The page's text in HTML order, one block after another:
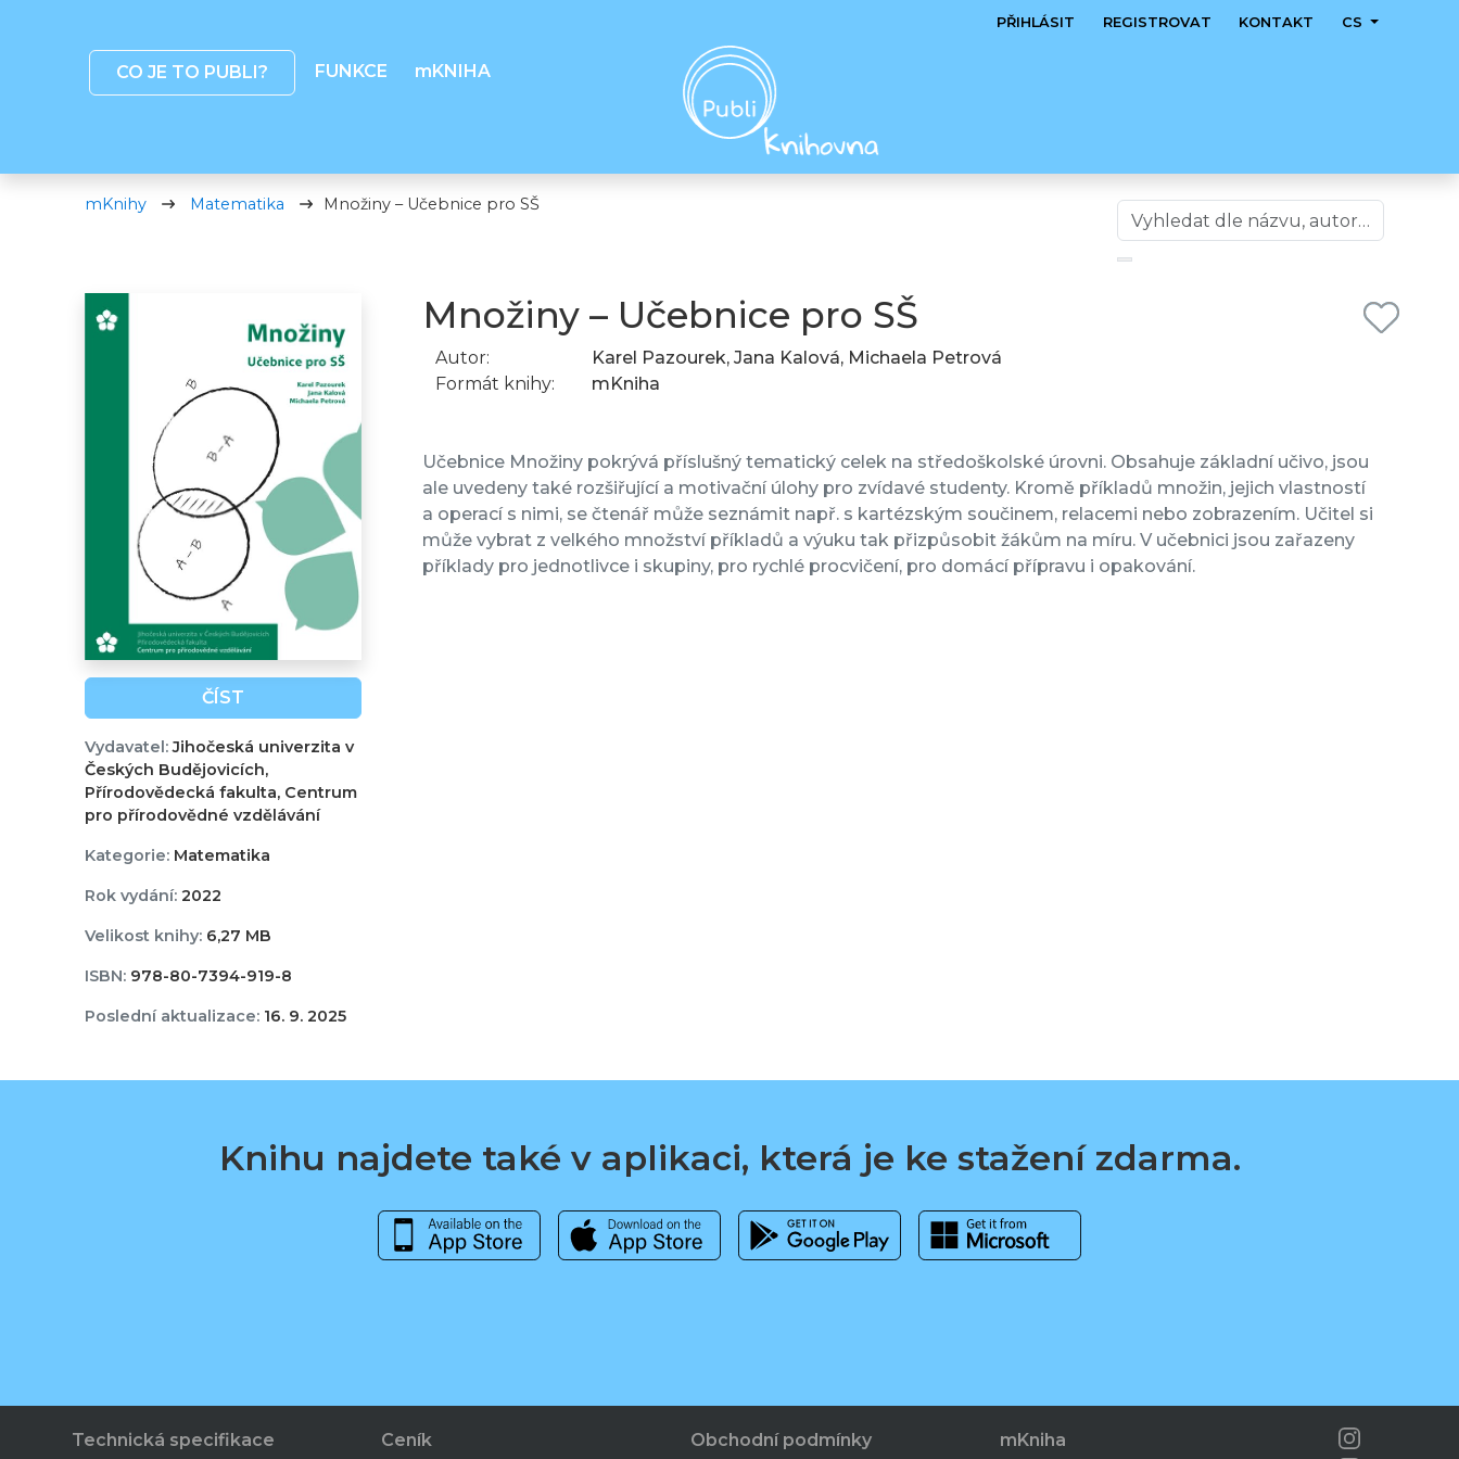
CO JE TO PUBLI? FUNKCE mKNIHA
PŘIHLÁSIT REGISTROVAT KONTAKT CS
mKnihy Matematika Množiny – Učebnice pro SŠ
ČÍST
Vydavatel:Jihočeská univerzita v
Českých Budějovicích,
Přírodovědecká fakulta, Centrum
pro přírodovědné vzdělávání
Kategorie:Matematika
Rok vydání:2022
Velikost knihy:6,27 MB
ISBN:978-80-7394-919-8
Poslední aktualizace:16. 9. 2025
Množiny – Učebnice pro SŠ
Autor:
Karel Pazourek, Jana Kalová, Michaela Petrová
Formát knihy:
mKniha
Učebnice Množiny pokrývá příslušný tematický celek na středoškolské úrovni. Obsahuje základní učivo, jsou
ale uvedeny také rozšiřující a motivační úlohy pro zvídavé studenty. Kromě příkladů množin, jejich vlastností
a operací s nimi, se čtenář může seznámit např. s kartézským součinem, relacemi nebo zobrazením. Učitel si
může vybrat z velkého množství příkladů a výuku tak přizpůsobit žákům na míru. V učebnici jsou zařazeny
příklady pro jednotlivce i skupiny, pro rychlé procvičení, pro domácí přípravu i opakování.
Knihu najdete také v aplikaci, která je ke stažení zdarma.
Technická specifikace Ceník Obchodní podmínky mKniha